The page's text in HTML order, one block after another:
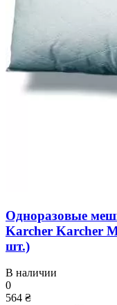
Одноразовые
Karcher Karcher
шт.)
В наличии
0
564 ₴